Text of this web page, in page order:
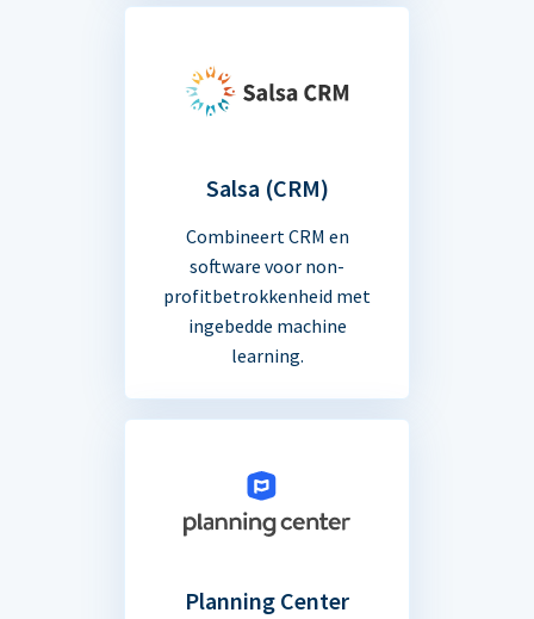
Salsa (CRM)
Combineert CRM en
software voor non-
profitbetrokkenheid met
ingebedde machine
learning.
Planning Center